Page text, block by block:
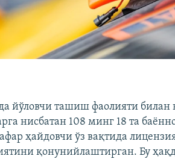
йўловчи ташиш фаолияти
нисбатан 108 минг 18 та
ҳайдовчи ўз вақтида
қонунийлаштирган. Бу